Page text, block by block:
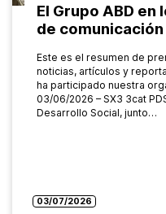
El Grupo ABD en
de comunicación
Este es el resumen de
noticias, artículos y
ha participado nuestra
03/06/2026 – SX3 3cat
Desarrollo Social, junto…
03/07/2026